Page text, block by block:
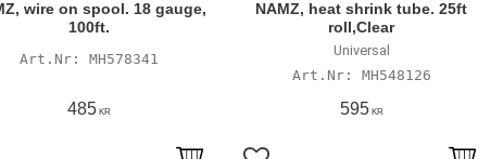
wire on spool. 18 gauge,
100ft.
MH578341
485KR
NAMZ, heat shrink tube. 25ft
roll,Clear
Universal
MH548126
595KR